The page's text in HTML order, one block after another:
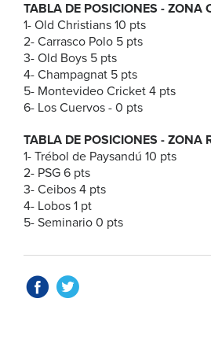
TABLA DE POSICIONES - ZONA
1- Old Christians 10 pts
2- Carrasco Polo 5 pts
3- Old Boys 5 pts
4- Champagnat 5 pts
5- Montevideo Cricket 4 pts
6- Los Cuervos - 0 pts
TABLA DE POSICIONES - ZONA
1- Trébol de Paysandú 10 pts
2- PSG 6 pts
3- Ceibos 4 pts
4- Lobos 1 pt
5- Seminario 0 pts